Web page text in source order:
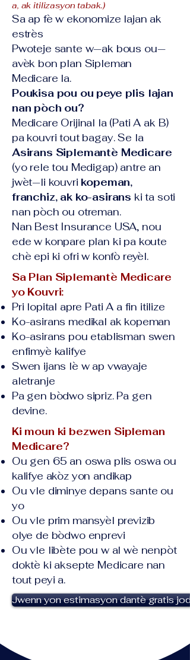
a, ak itilizasyon tabak.)
Sa ap fè w ekonomize lajan ak
estrès
Pwoteje sante w—ak bous ou—
avèk bon plan Sipleman
Medicare la.
Poukisa pou ou peye plis lajan
nan pòch ou?
Medicare Orijinal la (Pati A ak B)
pa kouvri tout bagay. Se la
Asirans Siplemantè Medicare
(yo rele tou Medigap) antre an
jwèt—li kouvri kopeman,
franchiz, ak ko-asirans ki ta soti
nan pòch ou otreman.
Nan Best Insurance USA, nou
ede w konpare plan ki pa koute
chè epi ki ofri w konfò reyèl.
Sa Plan Siplemantè Medicare
yo Kouvri:
Pri lopital apre Pati A a fin itilize
Ko-asirans medikal ak kopeman
Ko-asirans pou etablisman swen
enfimyè kalifye
Swen ijans lè w ap vwayaje
aletranje
Pa gen bòdwo sipriz. Pa gen
devine.
Ki moun ki bezwen Sipleman
Medicare?
Ou gen 65 an oswa plis oswa ou
kalifye akòz yon andikap
Ou vle diminye depans sante ou
yo
Ou vle prim mansyèl previzib
olye de bòdwo enprevi
Ou vle libète pou w al wè nenpòt
doktè ki aksepte Medicare nan
tout peyi a.
Jwenn yon estimasyon dantè gratis jodi